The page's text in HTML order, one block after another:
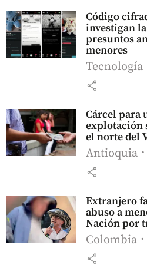
Código
investigan
presuntos
menores
Tecnología
share
Cárcel para
explotación
el norte del
Antioquia
share
Extranjero
abuso a
Nación por
Colombia
share